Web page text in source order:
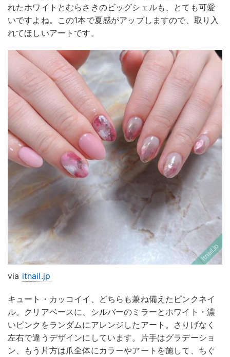
れたホワイトとむらさきのビッグシェルも、とても可愛
いですよね。この1本で夏感がアップしますので、取り入
れてほしいアートです。
via itnail.jp
キュート・カッコイイ、どちらも兼ね備えたピンクネイ
ル。クリアベースに、シルバーのミラーとホワイト・濃
いピンクをランダムにアレンジしたアート。さりげなく
左右で違うデザインにしています。片手はグラデーショ
ン、もう片方は爪全体にカラーやアートを施して、ちぐ